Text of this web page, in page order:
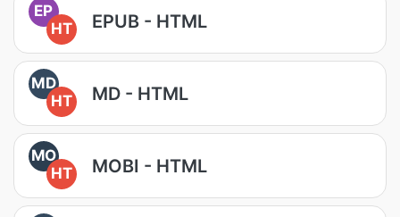
EP
HT
EPUB - HTML
MD
HT
MD - HTML
MO
HT
MOBI - HTML